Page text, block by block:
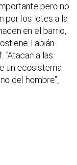
pero no
por los lotes a la
en el barrio,
Fabián
“Atacan a las
un ecosistema
del hombre”,